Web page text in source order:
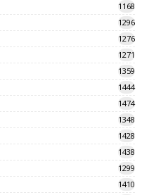
1168
1296
1276
1271
1359
1444
1474
1348
1428
1438
1299
1410